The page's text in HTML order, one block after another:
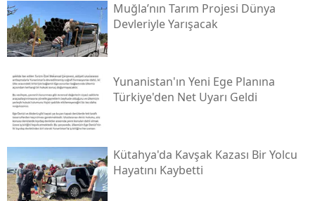
Muğla’nın Tarım Projesi Dünya
Devleriyle Yarışacak
Yunanistan'ın Yeni Ege Planına
Türkiye'den Net Uyarı Geldi
Kütahya'da Kavşak Kazası Bir Yolcu
Hayatını Kaybetti